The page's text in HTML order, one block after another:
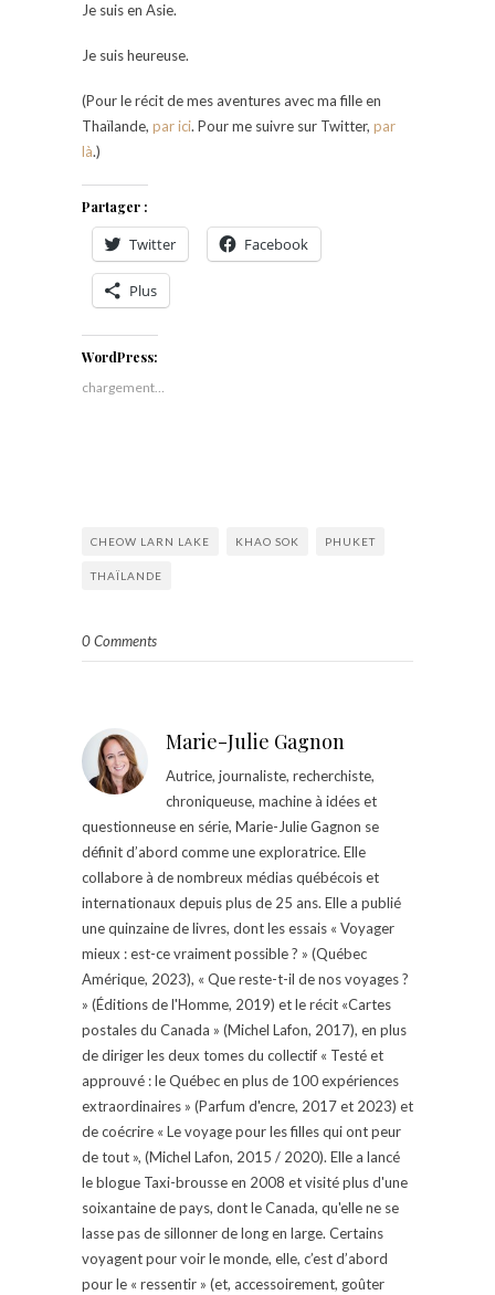
Je suis en Asie.
Je suis heureuse.
(Pour le récit de mes aventures avec ma fille en
Thaïlande, par ici. Pour me suivre sur Twitter, par
là.)
Partager :
Twitter Facebook
Plus
WordPress:
chargement…
CHEOW LARN LAKE KHAO SOK PHUKET
THAÏLANDE
0 Comments
Marie-Julie Gagnon
Autrice, journaliste, recherchiste,
chroniqueuse, machine à idées et
questionneuse en série, Marie-Julie Gagnon se
définit d’abord comme une exploratrice. Elle
collabore à de nombreux médias québécois et
internationaux depuis plus de 25 ans. Elle a publié
une quinzaine de livres, dont les essais « Voyager
mieux : est-ce vraiment possible ? » (Québec
Amérique, 2023), « Que reste-t-il de nos voyages ?
» (Éditions de l'Homme, 2019) et le récit «Cartes
postales du Canada » (Michel Lafon, 2017), en plus
de diriger les deux tomes du collectif « Testé et
approuvé : le Québec en plus de 100 expériences
extraordinaires » (Parfum d'encre, 2017 et 2023) et
de coécrire « Le voyage pour les filles qui ont peur
de tout », (Michel Lafon, 2015 / 2020). Elle a lancé
le blogue Taxi-brousse en 2008 et visité plus d'une
soixantaine de pays, dont le Canada, qu'elle ne se
lasse pas de sillonner de long en large. Certains
voyagent pour voir le monde, elle, c’est d’abord
pour le « ressentir » (et, accessoirement, goûter